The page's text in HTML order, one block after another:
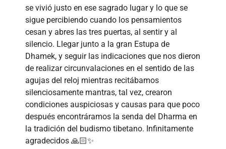
se vivió justo en ese sagrado lugar y lo que se
sigue percibiendo cuando los pensamientos
cesan y abres las tres puertas, al sentir y al
silencio. Llegar junto a la gran Estupa de
Dhamek, y seguir las indicaciones que nos dieron
de realizar circunvalaciones en el sentido de las
agujas del reloj mientras recitábamos
silenciosamente mantras, tal vez, crearon
condiciones auspiciosas y causas para que poco
después encontráramos la senda del Dharma en
la tradición del budismo tibetano. Infinitamente
agradecidos 🙏🏻✨